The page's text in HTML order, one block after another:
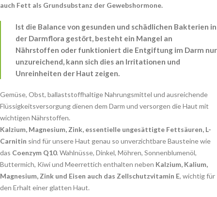
auch Fett als Grundsubstanz der Gewebshormone.
Ist die Balance von gesunden und schädlichen Bakterien in
der Darmflora gestört, besteht ein Mangel an
Nährstoffen oder funktioniert die Entgiftung im Darm nur
unzureichend, kann sich dies an Irritationen und
Unreinheiten der Haut zeigen.
Gemüse, Obst, ballaststoffhaltige Nahrungsmittel und ausreichende
Flüssigkeitsversorgung dienen dem Darm und versorgen die Haut mit
wichtigen Nährstoffen.
Kalzium, Magnesium, Zink, essentielle ungesättigte Fettsäuren, L-
Carnitin sind für unsere Haut genau so unverzichtbare Bausteine wie
das Coenzym Q10. Wahlnüsse, Dinkel, Möhren, Sonnenblumenöl,
Buttermich, Kiwi und Meerrettich enthalten neben Kalzium, Kalium,
Magnesium, Zink und Eisen auch das Zellschutzvitamin E, wichtig für
den Erhalt einer glatten Haut.